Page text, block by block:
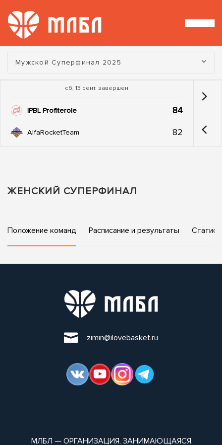
Турнир:
Мужской Суперфинал 2025
сб, 13 сент. завершен
IPBL Profiterole 84
AlfaRocketTeam 82
ЖЕНСКИЙ СУПЕРФИНАЛ
Положение команд Расписание и результаты
zimin@ilovebasket.ru
МЛБЛ — ОРГАНИЗАЦИЯ, ЗАНИМАЮЩАЯСЯ